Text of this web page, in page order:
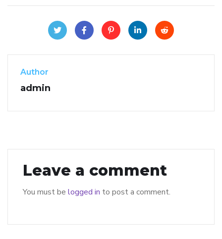
Author
admin
Leave a comment
You must be logged in to post a comment.